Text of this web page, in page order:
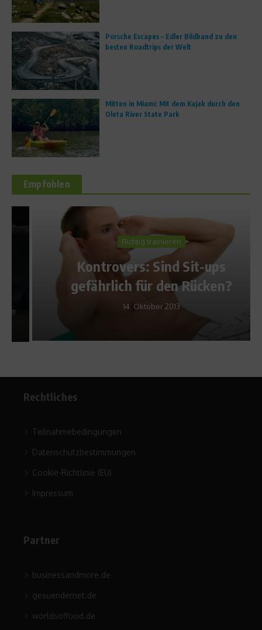
Porsche Escapes – Edler Bildband zu den
besten Roadtrips der Welt
Mitten in Miami: Mit dem Kajak durch den
Oleta River State Park
Empfohlen
Richtig trainieren
Kontrovers: Sind Sit-ups
gefährlich für den Rücken?
14. Oktober 2013
Rechtliches
Teilnahmebedingungen
Datenschutzbestimmungen
Cookie-Richtlinie (EU)
Impressum
Partner
businessandmore.de
gesuendernet.de
worldsoffood.de